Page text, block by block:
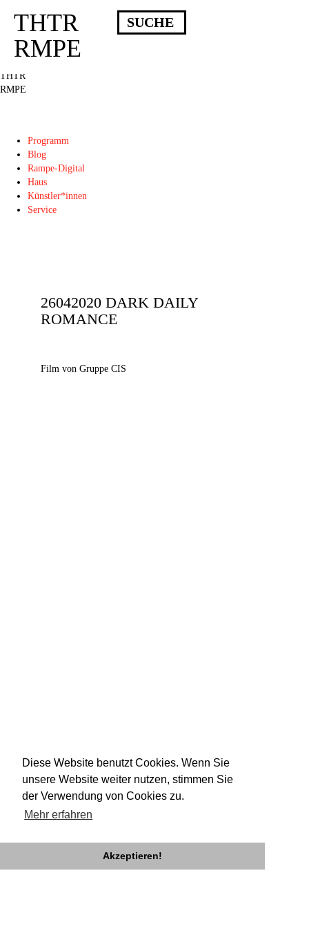
Diese Website benutzt Cookies. Wenn Sie
unsere Website weiter nutzen, stimmen Sie
der Verwendung von Cookies zu.
Mehr erfahren
Akzeptieren!
Deprecated : Die Funktion post_permalink ist seit Version 4.4.0 veraltet!
Verwende stattdessen get_permalink(). in
/homepages/10/d43051023/htdocs/wordpress/wp-includes/functions.php
THTR
RMPE
Programm
Blog
Rampe-Digital
Haus
Künstler*innen
Service
THTR
RMPE
26042020 DARK DAILY
ROMANCE
Film von Gruppe CIS